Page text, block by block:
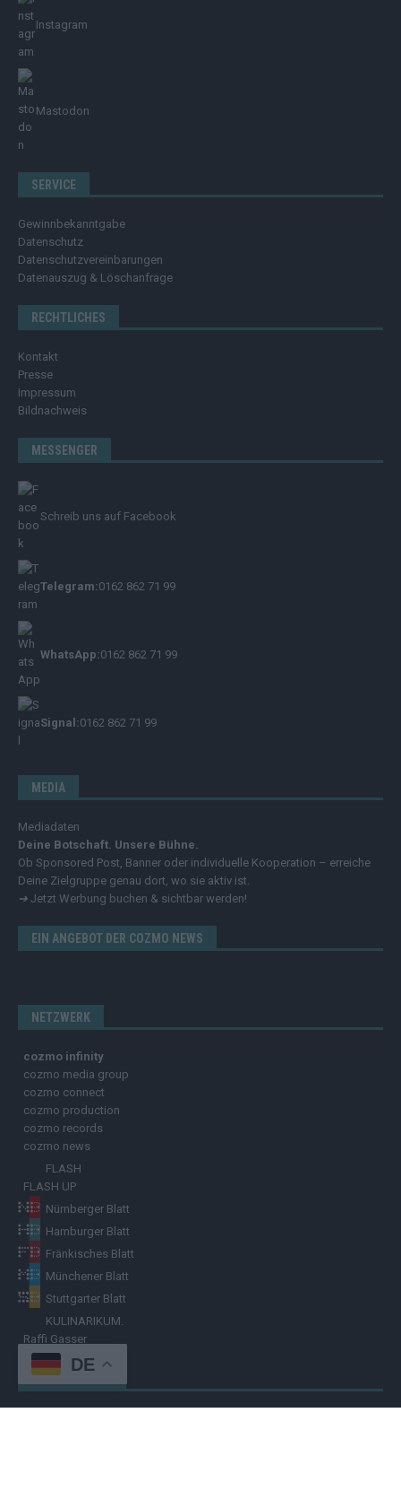
Instagram
Mastodon
SERVICE
Gewinnbekanntgabe
Datenschutz
Datenschutzvereinbarungen
Datenauszug & Löschanfrage
RECHTLICHES
Kontakt
Presse
Impressum
Bildnachweis
MESSENGER
Schreib uns auf Facebook
Telegram:0162 862 71 99
WhatsApp:0162 862 71 99
Signal:0162 862 71 99
MEDIA
Mediadaten
Deine Botschaft. Unsere Bühne.
Ob Sponsored Post, Banner oder individuelle Kooperation – erreiche
Deine Zielgruppe genau dort, wo sie aktiv ist.
➔ Jetzt Werbung buchen & sichtbar werden!
EIN ANGEBOT DER COZMO NEWS
NETZWERK
cozmo infinity
cozmo media group
cozmo connect
cozmo production
cozmo records
cozmo news
FLASH
FLASH UP
Nürnberger Blatt
Hamburger Blatt
Fränkisches Blatt
Münchener Blatt
Stuttgarter Blatt
KULINARIKUM.
Raffi Gasser
HINWEISGEBER
DE